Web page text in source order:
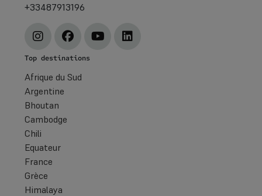
+33487913196
Top destinations
Afrique du Sud
Argentine
Bhoutan
Cambodge
Chili
Equateur
France
Grèce
Himalaya